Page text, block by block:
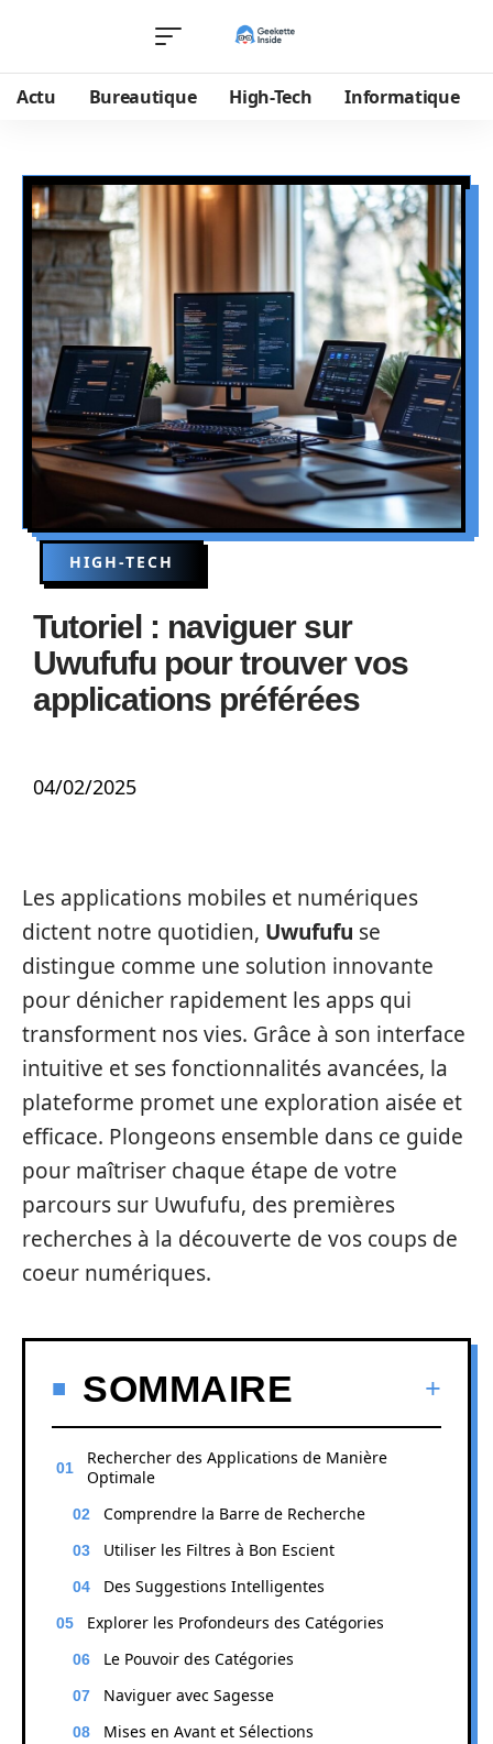
Actu Bureautique High-Tech Informatique
HIGH-TECH
Tutoriel : naviguer sur
Uwufufu pour trouver vos
applications préférées
04/02/2025
Les applications mobiles et numériques
dictent notre quotidien, Uwufufu se
distingue comme une solution innovante
pour dénicher rapidement les apps qui
transforment nos vies. Grâce à son interface
intuitive et ses fonctionnalités avancées, la
plateforme promet une exploration aisée et
efficace. Plongeons ensemble dans ce guide
pour maîtriser chaque étape de votre
parcours sur Uwufufu, des premières
recherches à la découverte de vos coups de
coeur numériques.
SOMMAIRE
Rechercher des Applications de Manière
Optimale
Comprendre la Barre de Recherche
Utiliser les Filtres à Bon Escient
Des Suggestions Intelligentes
Explorer les Profondeurs des Catégories
Le Pouvoir des Catégories
Naviguer avec Sagesse
Mises en Avant et Sélections